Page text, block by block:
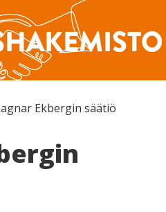
Ekbergin säätiö